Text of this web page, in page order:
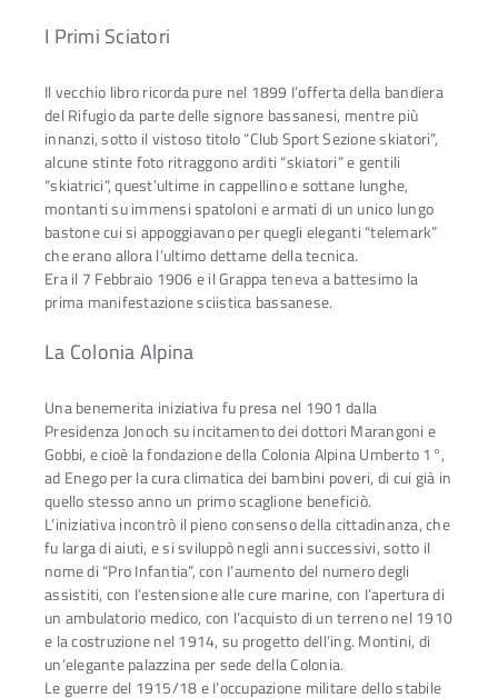
I Primi Sciatori
Il vecchio libro ricorda pure nel 1899 I’offerta della bandiera
del Rifugio da parte delle signore bassanesi, mentre più
innanzi, sotto il vistoso titolo “Club Sport Sezione skiatori”,
alcune stinte foto ritraggono arditi “skiatori” e gentili
“skiatrici”, quest’ultime in cappellino e sottane lunghe,
montanti su immensi spatoloni e armati di un unico lungo
bastone cui si appoggiavano per quegli eleganti “telemark”
che erano allora l’ultimo dettame della tecnica.
Era il 7 Febbraio 1906 e il Grappa teneva a battesimo la
prima manifestazione sciistica bassanese.
La Colonia Alpina
Una benemerita iniziativa fu presa nel 1901 dalla
Presidenza Jonoch su incitamento dei dottori Marangoni e
Gobbi, e cioè la fondazione della Colonia Alpina Umberto 1°,
ad Enego per la cura climatica dei bambini poveri, di cui già in
quello stesso anno un primo scaglione beneficiò.
L’iniziativa incontrò il pieno consenso della cittadinanza, che
fu larga di aiuti, e si sviluppò negli anni successivi, sotto il
nome di “Pro Infantia”, con I’aumento del numero degli
assistiti, con I’estensione alle cure marine, con I’apertura di
un ambulatorio medico, con l’acquisto di un terreno nel 1910
e la costruzione nel 1914, su progetto dell’ing. Montini, di
un’elegante palazzina per sede della Colonia.
Le guerre del 1915/18 e I’occupazione militare dello stabile